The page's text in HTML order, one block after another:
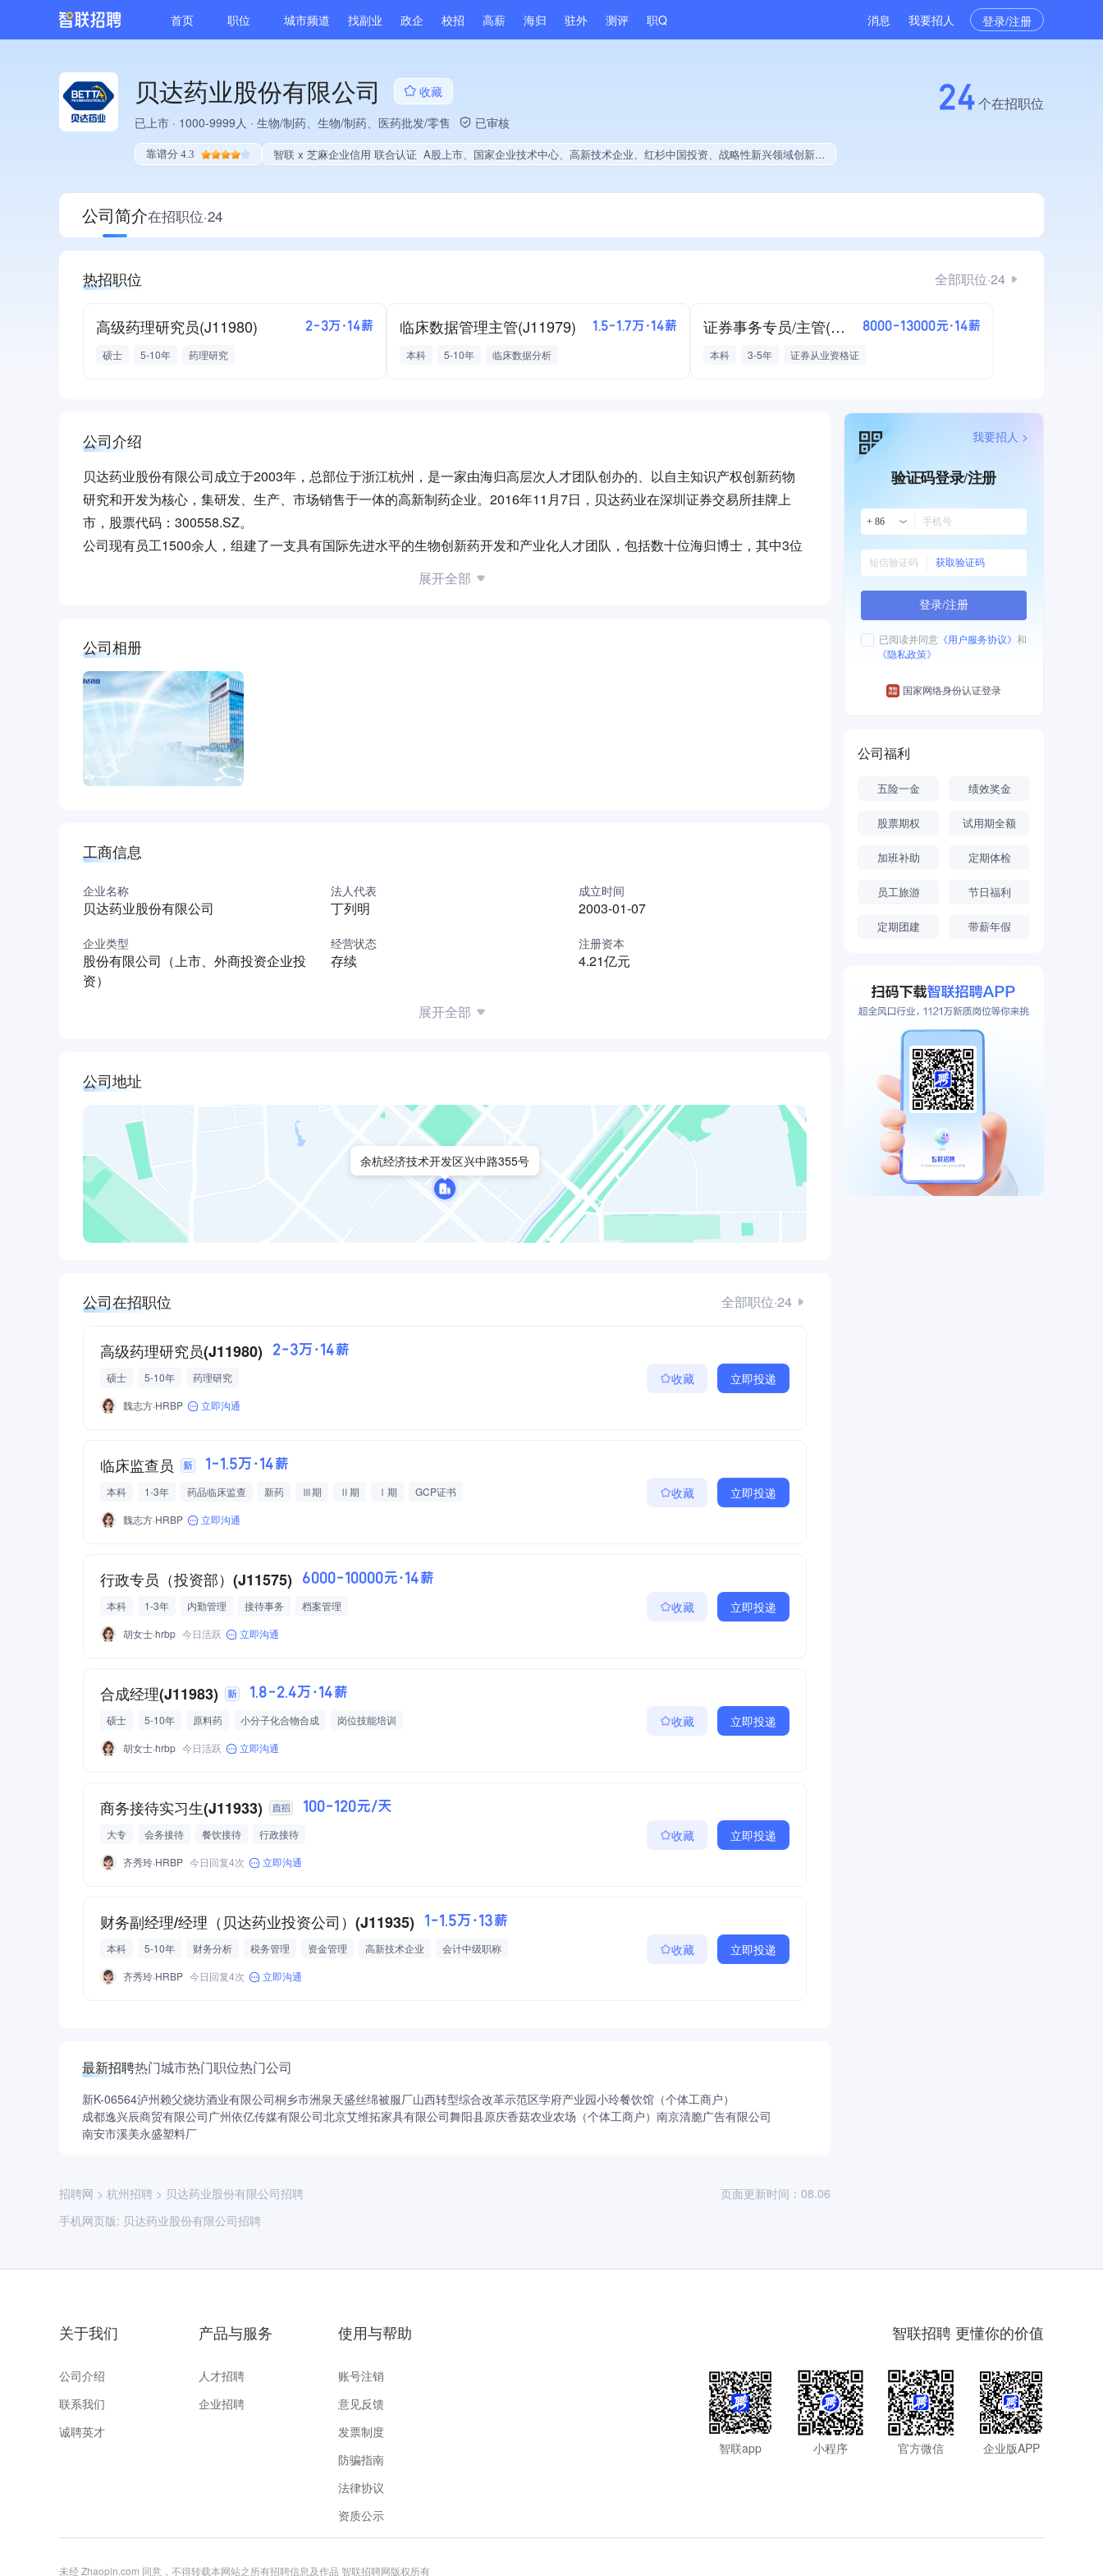
首页 职位 城市频道 找副业 政企 校招 高薪 海归 驻外 测评 职Q 消息 我要招人 登录/注册
贝达药业股份有限公司
收藏
已上市 · 1000-9999人 · 生物/制药、生物/制药、医药批发/零售 已审核
靠谱分 4.3 智联 x 芝麻企业信用 联合认证 A股上市、国家企业技术中心、高新技术企业、红杉中国投资、战略性新兴领域创新能力、绝对控股10家公司、薪资水平全省同行前5%、旗下品牌同行前5%、连续10年A级纳税人、守合同重信用企业、劳动保障诚信A级、多产业布局、拥有自主品牌、拥有高价值专利、专利授权量同领域前5%、技术布局行业领先、经营年限全国同行前10%、集团核心成员、权威管理体系认证、大学生就业贡献、拥有绿色资质、拥有工艺创新能力、拥有美术作品、美术作品创作量位于同行前10%
24个在招职位
公司简介在招职位·24
热招职位 全部职位·24
高级药理研究员(J11980) 2-3万·14薪
硕士 5-10年 药理研究
临床数据管理主管(J11979) 1.5-1.7万·14薪
本科 5-10年 临床数据分析
证券事务专员/主管(J11895) 8000-13000元·14薪
本科 3-5年 证券从业资格证
公司介绍
贝达药业股份有限公司成立于2003年，总部位于浙江杭州，是一家由海归高层次人才团队创办的、以自主知识产权创新药物
研究和开发为核心，集研发、生产、市场销售于一体的高新制药企业。2016年11月7日，贝达药业在深圳证券交易所挂牌上
市，股票代码：300558.SZ。
公司现有员工1500余人，组建了一支具有国际先进水平的生物创新药开发和产业化人才团队，包括数十位海归博士，其中3位
入选国家高层次人才计划，4位入选浙江省高层次人才计划，在北京、杭州分别设有新药研发中心。
公司自主研发了中国第一个小分子靶向抗癌药——盐酸埃克替尼（商品名：凯美纳®），2011年6月获批上市。上市以来已经
步一等奖。
2020年11月，公司和控股子公司Xcovery共同开发的全新的、拥有完全自主知识产权的创新药——盐酸恩沙替尼胶囊（商品
名：贝美纳®）正式获批上市，成为中国第一个用于治疗ALK突变晚期非小细胞肺癌的国产1类新药，填补了同类药物国产空
白。
公司针对恶性肿瘤、糖尿病等严重影响人类健康的重大疾病，持续增加新药研发投入，2018年投入5.9亿元，2019年投入6.8
亿元，2020年增加到7.4亿元，占比达39.7%。目前有在研创新药项目30余项，18项进入临床试验，4项正在开展Ⅲ期临床试
验，其中盐酸恩沙替尼项目全球多中心Ⅲ期临床试验正在推进，有望成为首个由中国企业主导在全球上市的肺癌靶向创新药。
展开全部
公司相册
工商信息
企业名称
贝达药业股份有限公司
法人代表
丁列明
成立时间
2003-01-07
企业类型
股份有限公司（上市、外商投资企业投
资）
经营状态
存续
注册资本
4.21亿元
展开全部
公司地址
余杭经济技术开发区兴中路355号
公司在招职位 全部职位·24
高级药理研究员(J11980) 2-3万·14薪
硕士 5-10年
药理研究
魏志方·HRBP
立即沟通
收藏 立即投递
临床监查员 1-1.5万·14薪
本科 1-3年 药品临床监查 新药 Ⅲ期 Ⅱ期 Ⅰ期
GCP证书
魏志方·HRBP
立即沟通
收藏 立即投递
行政专员（投资部）(J11575) 6000-10000元·14薪
本科 1-3年 内勤管理 接待事务
档案管理
胡女士·hrbp 今日活跃 立即沟通
收藏 立即投递
合成经理(J11983) 1.8-2.4万·14薪
硕士 5-10年 原料药 小分子化合物合成
岗位技能培训
胡女士·hrbp 今日活跃 立即沟通
收藏 立即投递
商务接待实习生(J11933) 100-120元/天
大专 会务接待 餐饮接待
行政接待
齐秀玲·HRBP 今日回复4次 立即沟通
收藏 立即投递
财务副经理/经理（贝达药业投资公司）(J11935) 1-1.5万·13薪
本科 5-10年 财务分析 税务管理 资金管理 高新技术企业
会计中级职称
CPA中国注册会计师
齐秀玲·HRBP 今日回复4次 立即沟通
收藏 立即投递
最新招聘热门城市热门职位热门公司
新K-06564泸州赖父烧坊酒业有限公司桐乡市洲泉天盛丝绵被服厂山西转型综合改革示范区学府产业园小玲餐饮馆（个体工商户）
成都逸兴辰商贸有限公司广州依亿传媒有限公司北京艾维拓家具有限公司舞阳县原庆香菇农业农场（个体工商户） 南京清脆广告有限公司
南安市溪美永盛塑料厂
招聘网 > 杭州招聘 > 贝达药业股份有限公司招聘
手机网页版: 贝达药业股份有限公司招聘
页面更新时间：08.06
验证码登录/注册
+ 86
获取验证码
登录/注册
已阅读并同意 《用户服务协议》 和
《隐私政策》
国家网络身份认证登录
我要招人 >
公司福利
五险一金 绩效奖金
股票期权 试用期全额
加班补助 定期体检
员工旅游 节日福利
定期团建 带薪年假
关于我们
公司介绍
联系我们
诚聘英才
产品与服务
人才招聘
企业招聘
使用与帮助
账号注销
意见反馈
发票制度
防骗指南
法律协议
资质公示
智联招聘 更懂你的价值
智联app 小程序 官方微信 企业版APP
未经 Zhaopin.com 同意，不得转载本网站之所有招聘信息及作品 智联招聘网版权所有